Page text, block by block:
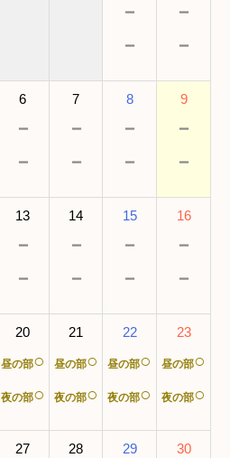
－
－
－
－
6
－
－
7
－
－
8
－
－
9
－
－
13
－
－
14
－
－
15
－
－
16
－
－
20
昼の部○
夜の部○
21
昼の部○
夜の部○
22
昼の部○
夜の部○
23
昼の部○
夜の部○
27 28 29 30